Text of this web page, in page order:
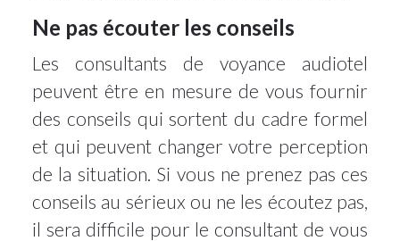
Ne pas écouter les conseils
Les consultants de voyance audiotel
peuvent être en mesure de vous fournir
des conseils qui sortent du cadre formel
et qui peuvent changer votre perception
de la situation. Si vous ne prenez pas ces
conseils au sérieux ou ne les écoutez pas,
il sera difficile pour le consultant de vous